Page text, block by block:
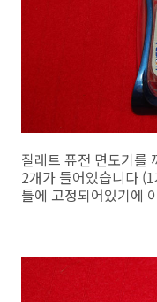
질레트 퓨전 면도기를
2개가 들어있습니다
틀에 고정되어있기에